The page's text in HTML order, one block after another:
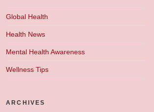
Global Health
Health News
Mental Health Awareness
Wellness Tips
ARCHIVES